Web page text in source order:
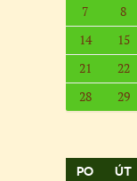
7
8
14
15
21
22
28
29
PO ÚT